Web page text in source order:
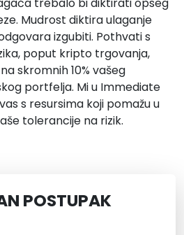
trebalo bi diktirati opseg
Mudrost diktira ulaganje
izgubiti. Pothvati s
poput kripto trgovanja,
skromnih 10% vašeg
portfelja. Mi u Immediate
s resursima koji pomažu u
tolerancije na rizik.
POSTUPAK